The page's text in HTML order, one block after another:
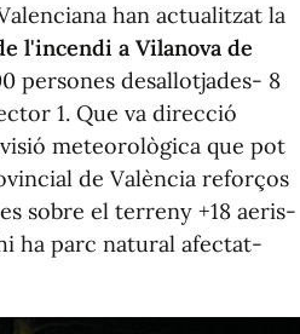
han actualitzat la
l'incendi a Vilanova de
persones desallotjades- 8
1. Que va direcció
meteorològica que pot
de València reforços
sobre el terreny +18 aeris-
ha parc natural afectat-